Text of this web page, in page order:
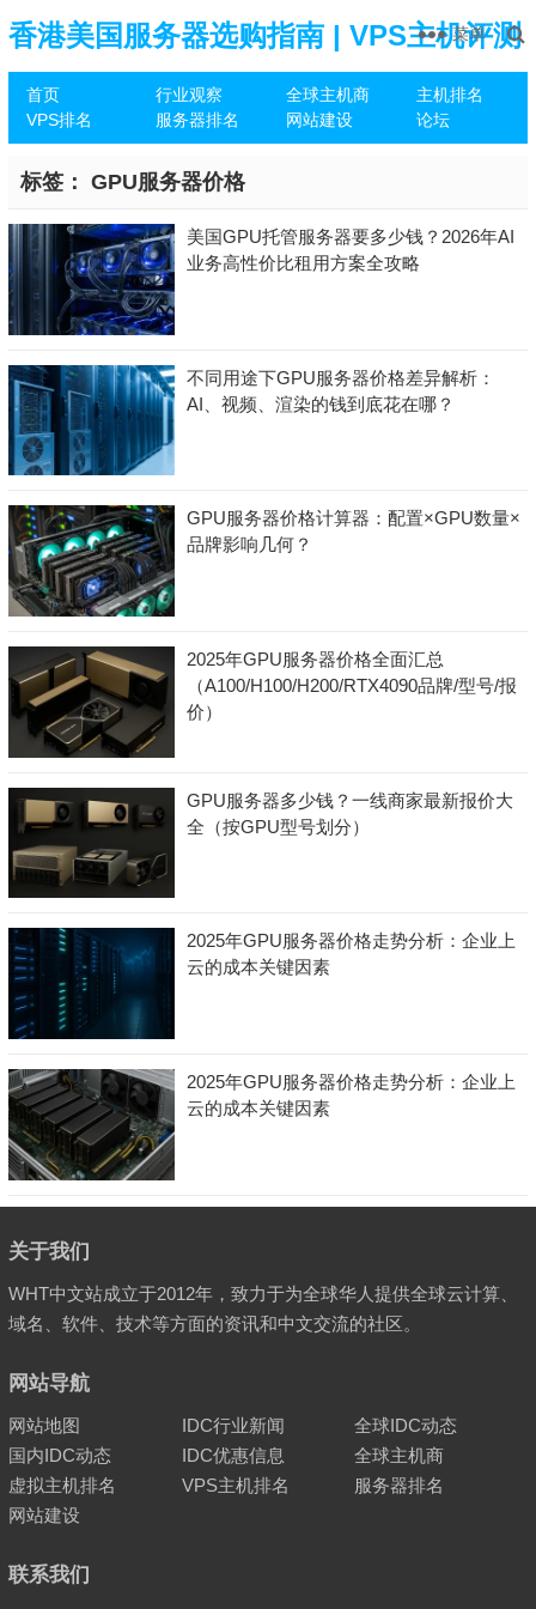
香港美国服务器选购指南 | VPS主机评测
推荐
首页 行业观察 全球主机商
主机排名
VPS排名
服务器排名 网站建设 论坛
菜单
标签： GPU服务器价格
美国GPU托管服务器要多少钱？2026年AI
业务高性价比租用方案全攻略
不同用途下GPU服务器价格差异解析：
AI、视频、渲染的钱到底花在哪？
GPU服务器价格计算器：配置×GPU数量×
品牌影响几何？
2025年GPU服务器价格全面汇总
（A100/H100/H200/RTX4090品牌/型号/报
价）
GPU服务器多少钱？一线商家最新报价大
全（按GPU型号划分）
2025年GPU服务器价格走势分析：企业上
云的成本关键因素
2025年GPU服务器价格走势分析：企业上
云的成本关键因素
关于我们
WHT中文站成立于2012年，致力于为全球华人提供全球云计算、
域名、软件、技术等方面的资讯和中文交流的社区。
网站导航
网站地图 IDC行业新闻
全球IDC动态
国内IDC动态
IDC优惠信息
全球主机商
虚拟主机排名
VPS主机排名
服务器排名
网站建设
联系我们